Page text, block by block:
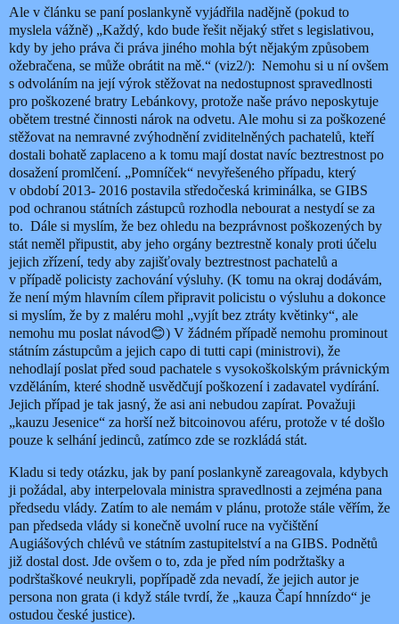
Ale v článku se paní poslankyně vyjádřila nadějně (pokud to
myslela vážně) „Každý, kdo bude řešit nějaký střet s legislativou,
kdy by jeho práva či práva jiného mohla být nějakým způsobem
ožebračena, se může obrátit na mě.“ (viz2/): Nemohu si u ní ovšem
s odvoláním na její výrok stěžovat na nedostupnost spravedlnosti
pro poškozené bratry Lebánkovy, protože naše právo neposkytuje
obětem trestné činnosti nárok na odvetu. Ale mohu si za poškozené
stěžovat na nemravné zvýhodnění zviditelněných pachatelů, kteří
dostali bohatě zaplaceno a k tomu mají dostat navíc beztrestnost po
dosažení promlčení. „Pomníček“ nevyřešeného případu, který
v období 2013- 2016 postavila středočeská kriminálka, se GIBS
pod ochranou státních zástupců rozhodla nebourat a nestydí se za
to. Dále si myslím, že bez ohledu na bezprávnost poškozených by
stát neměl připustit, aby jeho orgány beztrestně konaly proti účelu
jejich zřízení, tedy aby zajišťovaly beztrestnost pachatelů a
v případě policisty zachování výsluhy. (K tomu na okraj dodávám,
že není mým hlavním cílem připravit policistu o výsluhu a dokonce
si myslím, že by z maléru mohl „vyjít bez ztráty květinky“, ale
nemohu mu poslat návod😊) V žádném případě nemohu prominout
státním zástupcům a jejich capo di tutti capi (ministrovi), že
nehodlají poslat před soud pachatele s vysokoškolským právnickým
vzděláním, které shodně usvědčují poškození i zadavatel vydírání.
Jejich případ je tak jasný, že asi ani nebudou zapírat. Považuji
„kauzu Jesenice“ za horší než bitcoinovou aféru, protože v té došlo
pouze k selhání jedinců, zatímco zde se rozkládá stát.
Kladu si tedy otázku, jak by paní poslankyně zareagovala, kdybych
ji požádal, aby interpelovala ministra spravedlnosti a zejména pana
předsedu vlády. Zatím to ale nemám v plánu, protože stále věřím, že
pan předseda vlády si konečně uvolní ruce na vyčištění
Augiášových chlévů ve státním zastupitelství a na GIBS. Podnětů
již dostal dost. Jde ovšem o to, zda je před ním podržtašky a
podrštaškové neukryli, popřípadě zda nevadí, že jejich autor je
persona non grata (i když stále tvrdí, že „kauza Čapí hnnízdo“ je
ostudou české justice).